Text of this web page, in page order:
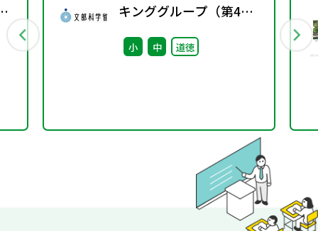
キンググループ（第4
回） 配付資料
小 中 道徳